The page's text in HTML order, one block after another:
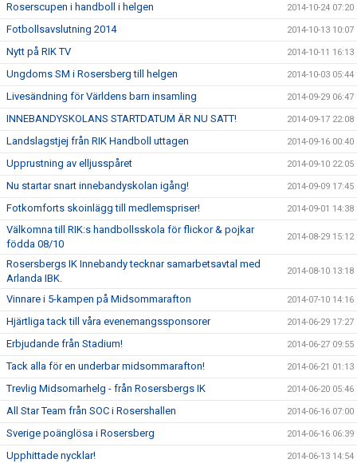
Roserscupen i handboll i helgen 2014-10-24 07:20
Fotbollsavslutning 2014 2014-10-13 10:07
Nytt på RIK TV 2014-10-11 16:13
Ungdoms SM i Rosersberg till helgen 2014-10-03 05:44
Livesändning för Världens barn insamling 2014-09-29 06:47
INNEBANDYSKOLANS STARTDATUM ÄR NU SATT! 2014-09-17 22:08
Landslagstjej från RIK Handboll uttagen 2014-09-16 00:40
Upprustning av elljusspåret 2014-09-10 22:05
Nu startar snart innebandyskolan igång! 2014-09-09 17:45
Fotkomforts skoinlägg till medlemspriser! 2014-09-01 14:38
Välkomna till RIK:s handbollsskola för flickor & pojkar
födda 08/10
2014-08-29 15:12
Rosersbergs IK Innebandy tecknar samarbetsavtal med
Arlanda IBK.
2014-08-10 13:18
Vinnare i 5-kampen på Midsommarafton 2014-07-10 14:16
Hjärtliga tack till våra evenemangssponsorer 2014-06-29 17:27
Erbjudande från Stadium! 2014-06-27 09:55
Tack alla för en underbar midsommarafton! 2014-06-21 01:13
Trevlig Midsomarhelg - från Rosersbergs IK 2014-06-20 05:46
All Star Team från SOC i Rosershallen 2014-06-16 07:00
Sverige poänglösa i Rosersberg 2014-06-16 06:39
Upphittade nycklar! 2014-06-13 14:54